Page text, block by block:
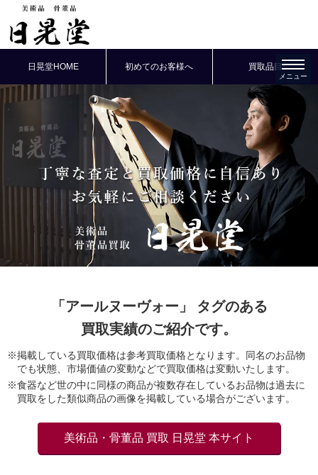
日晃堂HOME 初めてのお客様へ 買取品目
「アールヌーヴォー」
タグのある
買取実績のご紹介です。
※掲載している買取価格は参考買取価格となります。同名のお品物
でも状態、市場価値の変動などで買取価格は変動いたします。
※食器など世の中に同様の商品が複数存在しているお品物は過去に
買取をした類似商品の画像を掲載している場合がございます。
美術品・骨董品 買取 日晃堂 本サイト